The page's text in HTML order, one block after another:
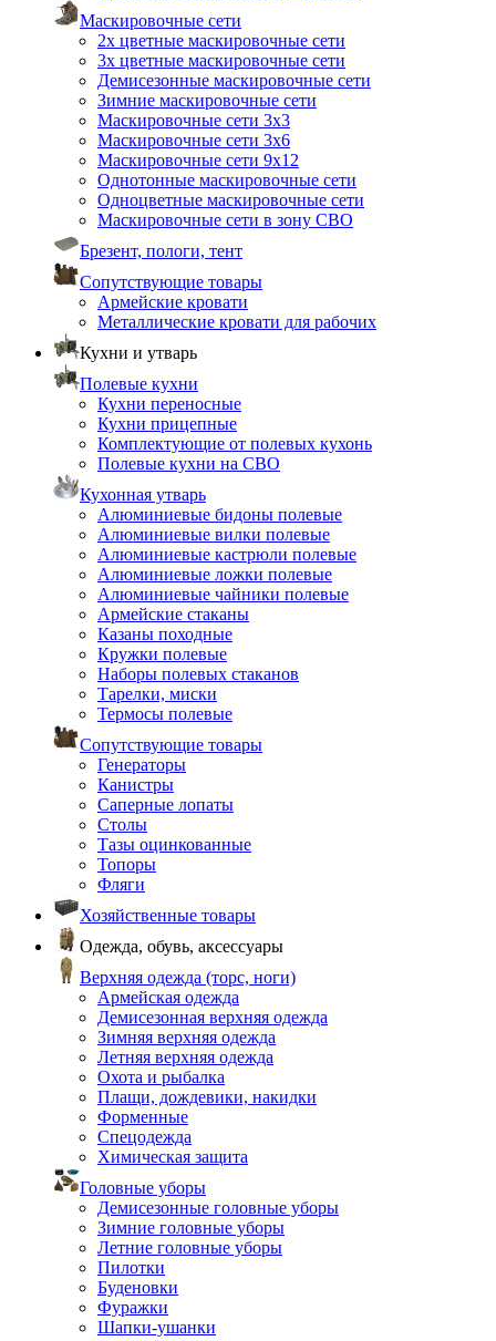
Маскировочные сети
2х цветные маскировочные сети
3х цветные маскировочные сети
Демисезонные маскировочные сети
Зимние маскировочные сети
Маскировочные сети 3х3
Маскировочные сети 3х6
Маскировочные сети 9х12
Однотонные маскировочные сети
Одноцветные маскировочные сети
Маскировочные сети в зону СВО
Брезент, пологи, тент
Сопутствующие товары
Армейские кровати
Металлические кровати для рабочих
Кухни и утварь
Полевые кухни
Кухни переносные
Кухни прицепные
Комплектующие от полевых кухонь
Полевые кухни на СВО
Кухонная утварь
Алюминиевые бидоны полевые
Алюминиевые вилки полевые
Алюминиевые кастрюли полевые
Алюминиевые ложки полевые
Алюминиевые чайники полевые
Армейские стаканы
Казаны походные
Кружки полевые
Наборы полевых стаканов
Тарелки, миски
Термосы полевые
Сопутствующие товары
Генераторы
Канистры
Саперные лопаты
Столы
Тазы оцинкованные
Топоры
Фляги
Хозяйственные товары
Одежда, обувь, аксессуары
Верхняя одежда (торс, ноги)
Армейская одежда
Демисезонная верхняя одежда
Зимняя верхняя одежда
Летняя верхняя одежда
Охота и рыбалка
Плащи, дождевики, накидки
Форменные
Спецодежда
Химическая защита
Головные уборы
Демисезонные головные уборы
Зимние головные уборы
Летние головные уборы
Пилотки
Буденовки
Фуражки
Шапки-ушанки